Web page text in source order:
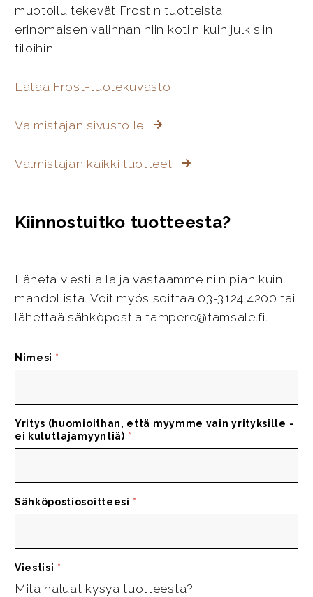
muotoilu tekevät Frostin tuotteista
erinomaisen valinnan niin kotiin kuin julkisiin
tiloihin.
Lataa Frost-tuotekuvasto
Valmistajan sivustolle
Valmistajan kaikki tuotteet
Kiinnostuitko tuotteesta?
Lähetä viesti alla ja vastaamme niin pian kuin
mahdollista. Voit myös soittaa 03-3124 4200 tai
lähettää sähköpostia tampere@tamsale.fi.
Nimesi *
Yritys (huomioithan, että myymme vain yrityksille -
ei kuluttajamyyntiä) *
Sähköpostiosoitteesi *
Viestisi *
Mitä haluat kysyä tuotteesta?